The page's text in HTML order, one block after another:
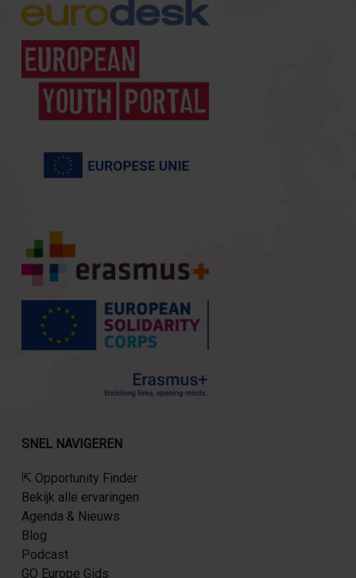
SNEL NAVIGEREN
⇱ Opportunity Finder
Bekijk alle ervaringen
Agenda & Nieuws
Blog
Podcast
GO Europe Gids